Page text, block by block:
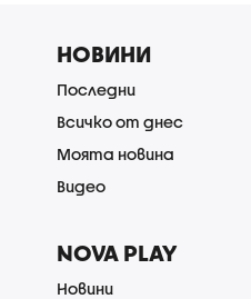
НОВИНИ
Последни
Всичко от днес
Моята новина
Видео
NOVA PLAY
Новини